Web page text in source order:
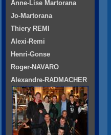
Anne-Lise Martorana
Jo-Martorana
Thiery REMI
Alexi-Remi
Henri-Gonse
Roger-NAVARO
Alexandre-RADMACHER